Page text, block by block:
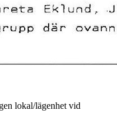
lokal/lägenhet vid